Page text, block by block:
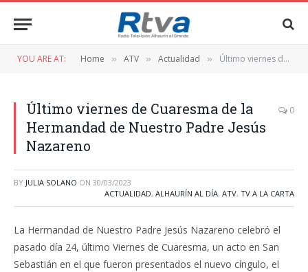
YOU ARE AT: Home » ATV » Actualidad » Último viernes de Cuaresma de la Hermandad de Nuestro Padre Jesús Nazareno
Último viernes de Cuaresma de la
Hermandad de Nuestro Padre Jesús
Nazareno
0
BY JULIA SOLANO ON 30/03/2023
ACTUALIDAD, ALHAURÍN AL DÍA, ATV, TV A LA CARTA
La Hermandad de Nuestro Padre Jesús Nazareno celebró el
pasado día 24, último Viernes de Cuaresma, un acto en San
Sebastián en el que fueron presentados el nuevo cíngulo, el